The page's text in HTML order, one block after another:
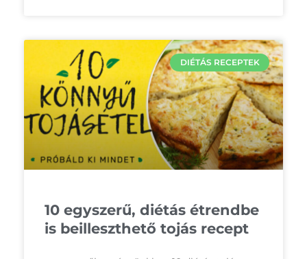
DIÉTÁS RECEPTEK
10 egyszerű, diétás étrendbe
is beilleszthető tojás recept